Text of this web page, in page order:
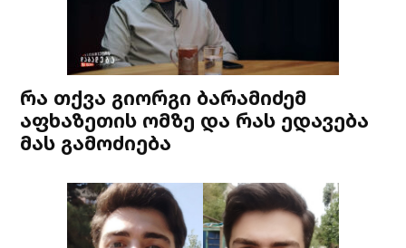
რა თქვა გიორგი ბარამიძემ
აფხაზეთის ომზე და რას ედავება
მას გამოძიება